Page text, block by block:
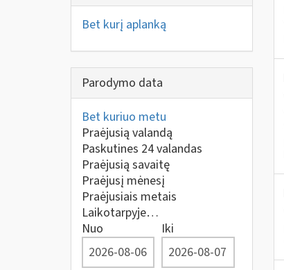
Bet kurį aplanką
Parodymo data
Bet kuriuo metu
Praėjusią valandą
Paskutines 24 valandas
Praėjusią savaitę
Praėjusį mėnesį
Praėjusiais metais
Laikotarpyje…
Nuo
Iki